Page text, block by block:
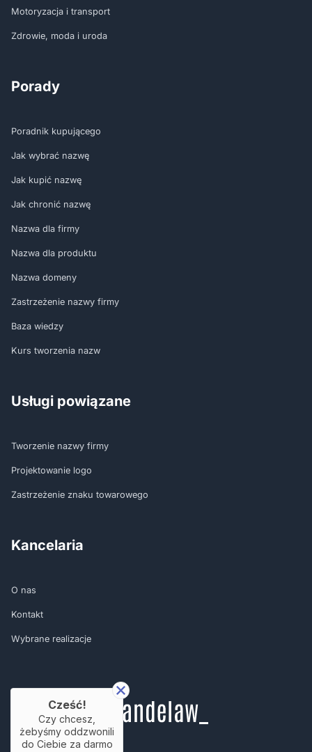
Motoryzacja i transport
Zdrowie, moda i uroda
Porady
Poradnik kupującego
Jak wybrać nazwę
Jak kupić nazwę
Jak chronić nazwę
Nazwa dla firmy
Nazwa dla produktu
Nazwa domeny
Zastrzeżenie nazwy firmy
Baza wiedzy
Kurs tworzenia nazw
Usługi powiązane
Tworzenie nazwy firmy
Projektowanie logo
Zastrzeżenie znaku towarowego
Kancelaria
O nas
Kontakt
Wybrane realizacje
Cześć!
Czy chcesz,
żebyśmy oddzwonili
do Ciebie za darmo